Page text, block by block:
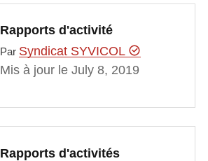
Rapports d'activité
Par Syndicat SYVICOL
Mis à jour le July 8, 2019
Rapports d'activités